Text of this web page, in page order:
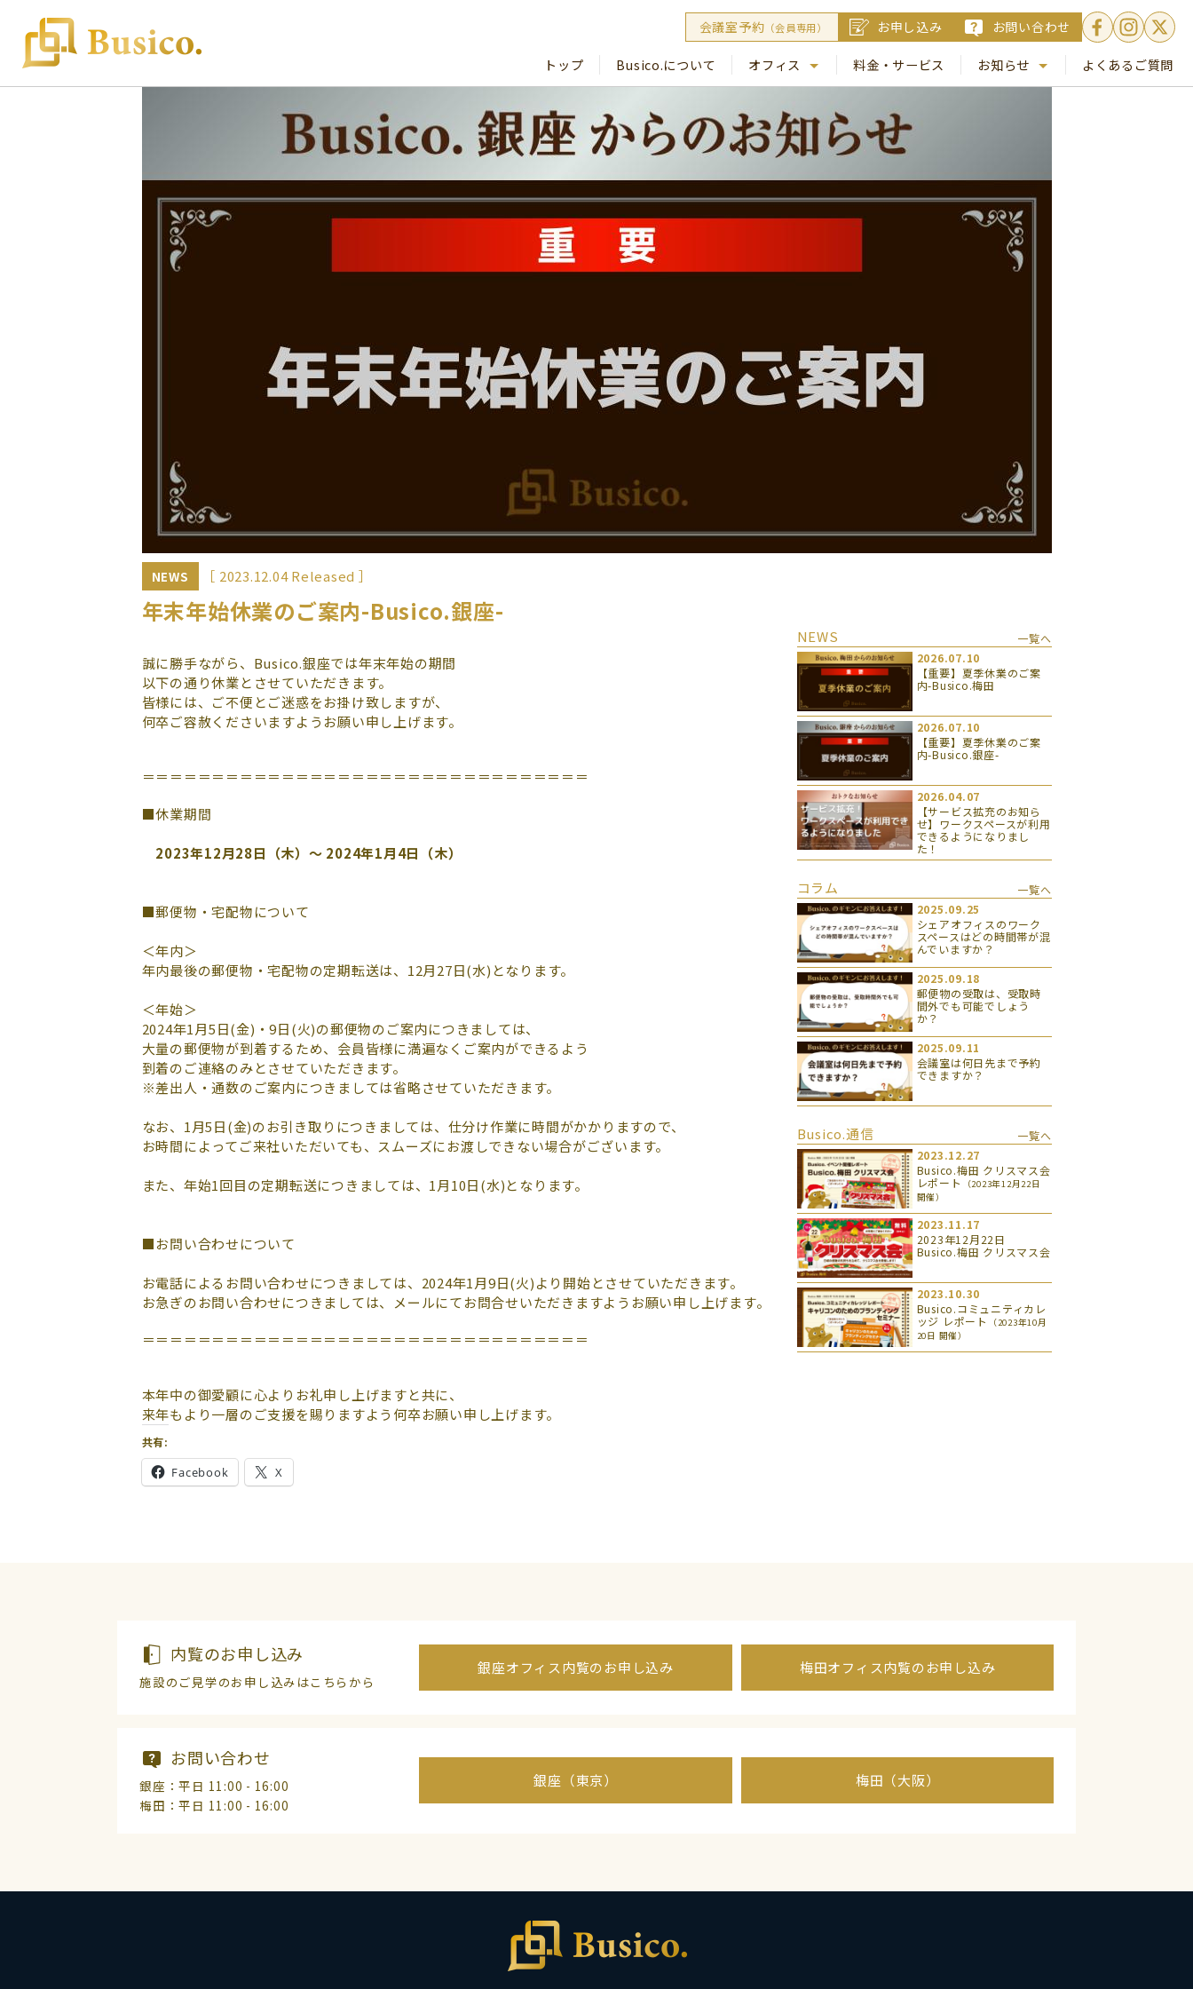
会議室予約 （会員専用） お申し込み お問い合わせ
トップ Busico.について
オフィス
Busico. 梅田
料金・サービス
お知らせ
Busico.通信
よくあるご質問
NEWS ［ 2023.12.04 Released ］
年末年始休業のご案内-Busico.銀座-
誠に勝手ながら、Busico.銀座では年末年始の期間
以下の通り休業とさせていただきます。
皆様には、ご不便とご迷惑をお掛け致しますが、
何卒ご容赦くださいますようお願い申し上げます。
＝＝＝＝＝＝＝＝＝＝＝＝＝＝＝＝＝＝＝＝＝＝＝＝＝＝＝＝＝＝＝＝
■休業期間
2023年12月28日（木）～ 2024年1月4日（木）
■郵便物・宅配物について
＜年内＞
年内最後の郵便物・宅配物の定期転送は、12月27日(水)となります。
＜年始＞
2024年1月5日(金)・9日(火)の郵便物のご案内につきましては、
大量の郵便物が到着するため、会員皆様に満遍なくご案内ができるよう
到着のご連絡のみとさせていただきます。
※差出人・通数のご案内につきましては省略させていただきます。
なお、1月5日(金)のお引き取りにつきましては、仕分け作業に時間がかかりますので、
お時間によってご来社いただいても、スムーズにお渡しできない場合がございます。
また、年始1回目の定期転送につきましては、1月10日(水)となります。
■お問い合わせについて
お電話によるお問い合わせにつきましては、2024年1月9日(火)より開始とさせていただきます。
お急ぎのお問い合わせにつきましては、メールにてお問合せいただきますようお願い申し上げます。
＝＝＝＝＝＝＝＝＝＝＝＝＝＝＝＝＝＝＝＝＝＝＝＝＝＝＝＝＝＝＝＝
本年中の御愛顧に心よりお礼申し上げますと共に、
来年もより一層のご支援を賜りますよう何卒お願い申し上げます。
共有:
Facebook X
NEWS
一覧へ
2026.07.10
【重要】夏季休業のご案
内-Busico.梅田
2026.07.10
【重要】夏季休業のご案
内-Busico.銀座-
2026.04.07
【サービス拡充のお知ら
せ】ワークスペースが利用
できるようになりまし
た！
コラム
一覧へ
2025.09.25
シェアオフィスのワーク
スペースはどの時間帯が混
んでいますか？
2025.09.18
郵便物の受取は、受取時
間外でも可能でしょう
か？
2025.09.11
会議室は何日先まで予約
できますか？
Busico.通信
一覧へ
2023.12.27
Busico.梅田 クリスマス会
レポート
（2023年12月22日
開催）
2023.11.17
2023年12月22日
Busico.梅田 クリスマス会
2023.10.30
Busico.コミュニティカレ
ッジ レポート
（2023年10月
20日 開催）
内覧のお申し込み
施設のご見学のお申し込みはこちらから
銀座オフィス内覧のお申し込み 梅田オフィス内覧のお申し込み
お問い合わせ
銀座：平日 11:00 - 16:00
梅田：平日 11:00 - 16:00
銀座（東京） 梅田（大阪）